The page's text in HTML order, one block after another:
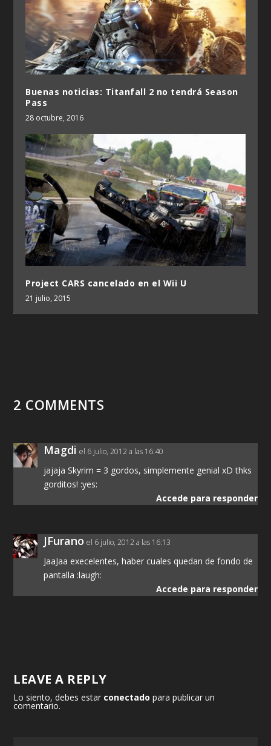
Buenas noticias: Titanfall 2 no tendrá Season
Pass
28 octubre, 2016
Project CARS cancelado en el Wii U
21 julio, 2015
2 COMMENTS
Magdi el 6 julio, 2012 a las 16:40
jajaja Skyrim = 3 gordos, simplemente genial xD thks
gorditos! :yes:
Accede para responder
JFurano el 6 julio, 2012 a las 16:13
JaaJaa execelentes, haber cuales quedan de fondo de
pantalla :laugh:
Accede para responder
LEAVE A REPLY
Lo siento, debes estar conectado para publicar un
comentario.